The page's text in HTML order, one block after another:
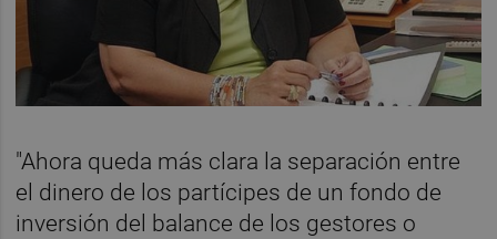
"Ahora queda más clara la separación entre
el dinero de los partícipes de un fondo de
inversión del balance de los gestores o